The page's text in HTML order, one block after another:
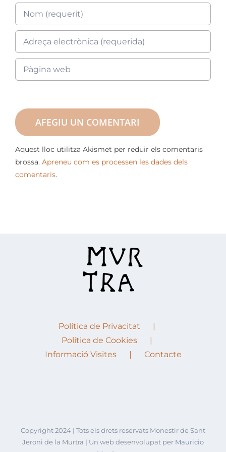
Aquest lloc utilitza Akismet per reduir els comentaris
brossa. Apreneu com es processen les dades dels
comentaris.
Política de Privacitat
Política de Cookies
Informació Visites
Contacte
Copyright 2024 | Tots els drets reservats Monestir de Sant
Jeroni de la Murtra | Un web desenvolupat per Mauricio